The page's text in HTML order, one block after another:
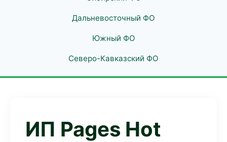
Дальневосточный ФО
Южный ФО
Северо-Кавказский ФО
ИП Pages Hot